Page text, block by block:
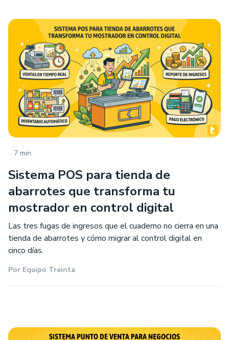
. 7 min
Sistema POS para tienda de
abarrotes que transforma tu
mostrador en control digital
Las tres fugas de ingresos que el cuaderno no cierra en una
tienda de abarrotes y cómo migrar al control digital en
cinco días.
Por Equipo Treinta